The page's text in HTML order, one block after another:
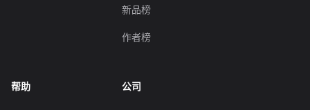
新品榜
作者榜
帮助 公司